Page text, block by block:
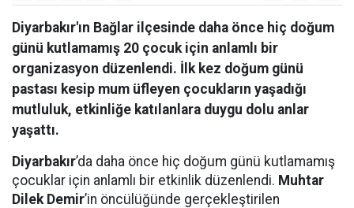
Diyarbakır'ın Bağlar ilçesinde daha önce hiç doğum
günü kutlamamış 20 çocuk için anlamlı bir
organizasyon düzenlendi. İlk kez doğum günü
pastası kesip mum üfleyen çocukların yaşadığı
mutluluk, etkinliğe katılanlara duygu dolu anlar
yaşattı.
Diyarbakır’da daha önce hiç doğum günü kutlamamış
çocuklar için anlamlı bir etkinlik düzenlendi. Muhtar
Dilek Demir’in öncülüğünde gerçekleştirilen